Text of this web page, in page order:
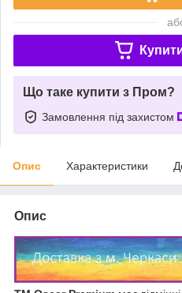
Що таке купити з Пром?
Замовлення під захистом
Опис Характеристики
Опис